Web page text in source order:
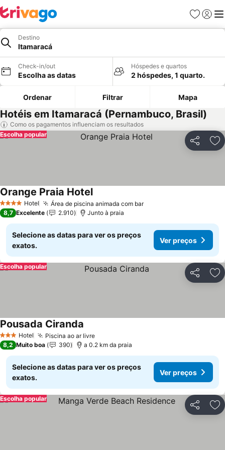
Favoritos
Iniciar
Destino
Itamaracá
Check-in/out
Escolha as datas
Hóspedes e quartos
2 hóspedes, 1 quarto.
Ordenar Filtrar Mapa
Hotéis em Itamaracá (Pernambuco, Brasil)
Como os pagamentos influenciam os resultados
Partilhar
Escolha popular
4 EstrelasHotel Área de piscina animada com barVer preços
Orange Praia HotelVer preços
8,7 Excelente 2.910 Junto à praia
Selecione as datas para ver os preços
exatos.
Ver preços
Partilhar
Escolha popular
3 EstrelasHotel Piscina ao ar livreVer preços
Pousada Ciranda
8,2 Muito boa 390 a 0.2 km da praia
Selecione as datas para ver os preços
exatos.
Ver preços
Partilhar
Escolha popular